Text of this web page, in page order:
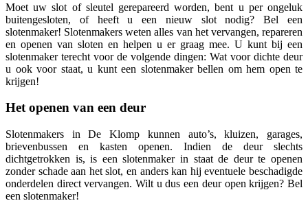
Moet uw slot of sleutel gerepareerd worden, bent u per ongeluk
buitengesloten, of heeft u een nieuw slot nodig? Bel een
slotenmaker! Slotenmakers weten alles van het vervangen, repareren
en openen van sloten en helpen u er graag mee. U kunt bij een
slotenmaker terecht voor de volgende dingen: Wat voor dichte deur
u ook voor staat, u kunt een slotenmaker bellen om hem open te
krijgen!
Het openen van een deur
Slotenmakers in De Klomp kunnen auto’s, kluizen, garages,
brievenbussen en kasten openen. Indien de deur slechts
dichtgetrokken is, is een slotenmaker in staat de deur te openen
zonder schade aan het slot, en anders kan hij eventuele beschadigde
onderdelen direct vervangen. Wilt u dus een deur open krijgen? Bel
een slotenmaker!